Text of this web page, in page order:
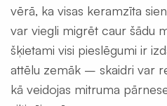
vērā, ka visas keramzīta
var viegli migrēt caur šādu
šķietami visi pieslēgumi ir
attēlu zemāk – skaidri var
kā veidojas mitruma